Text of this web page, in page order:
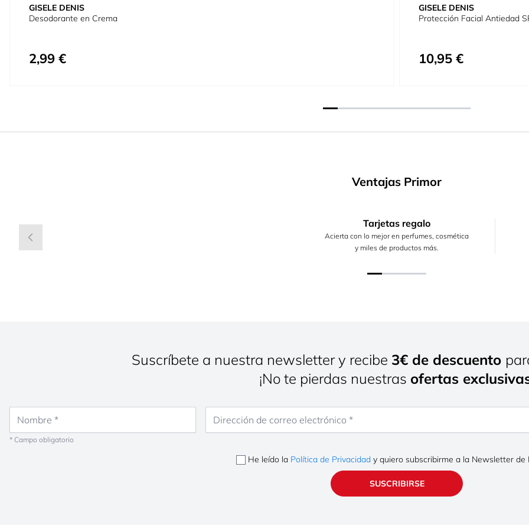
GISELE DENIS
Desodorante en Crema
2,99 €
GISELE DENIS
Protección Facial Antiedad
10,95 €
Ventajas Primor
Tarjetas regalo
Acierta con lo mejor en perfumes, cosmética
y miles de productos más.
Suscríbete a nuestra newsletter y recibe 3€ de descuento
¡No te pierdas nuestras ofertas
* Campo obligatorio
He leído la Política de Privacidad y quiero subscribirme a la Newsletter de
SUSCRIBIRSE